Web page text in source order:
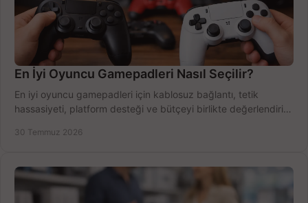
En İyi Oyuncu Gamepadleri Nasıl Seçilir?
En iyi oyuncu gamepadleri için kablosuz bağlantı, tetik
hassasiyeti, platform desteği ve bütçeyi birlikte değerlendirin;
30 Temmuz 2026